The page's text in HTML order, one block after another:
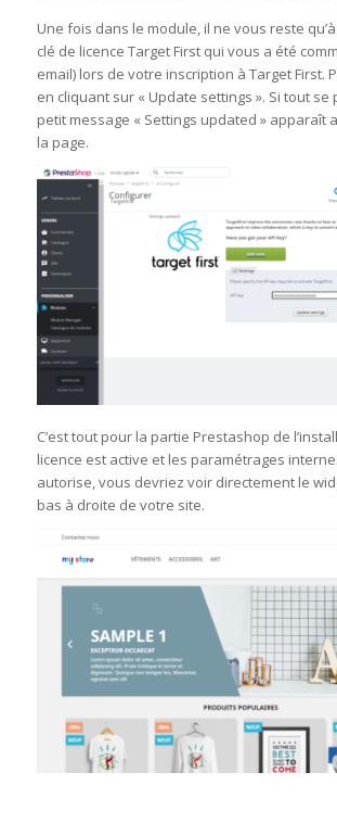
Une fois dans le module, il ne vous reste
clé de licence Target First qui vous a été
email) lors de votre inscription à Target First.
en cliquant sur « Update settings ». Si tout se
petit message « Settings updated » apparaît
la page.
C’est tout pour la partie Prestashop de
licence est active et les paramétrages
autorise, vous devriez voir directement le
bas à droite de votre site.